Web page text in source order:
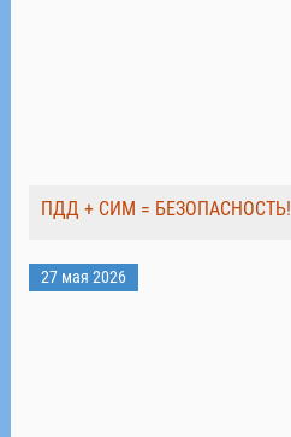
ПДД + СИМ = БЕЗОПАСНОСТЬ!
27 мая 2026